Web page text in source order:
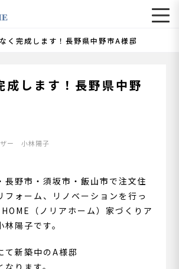
く完成します！長野県中野市A様邸
成します！長野県中野
ザー 小林陽子
長野市・須坂市・飯山市で注文住
フォーム、リノベーションを行っ
（ノリアホーム）家づくりア
陽子です。
て新築中のA様邸
ります。